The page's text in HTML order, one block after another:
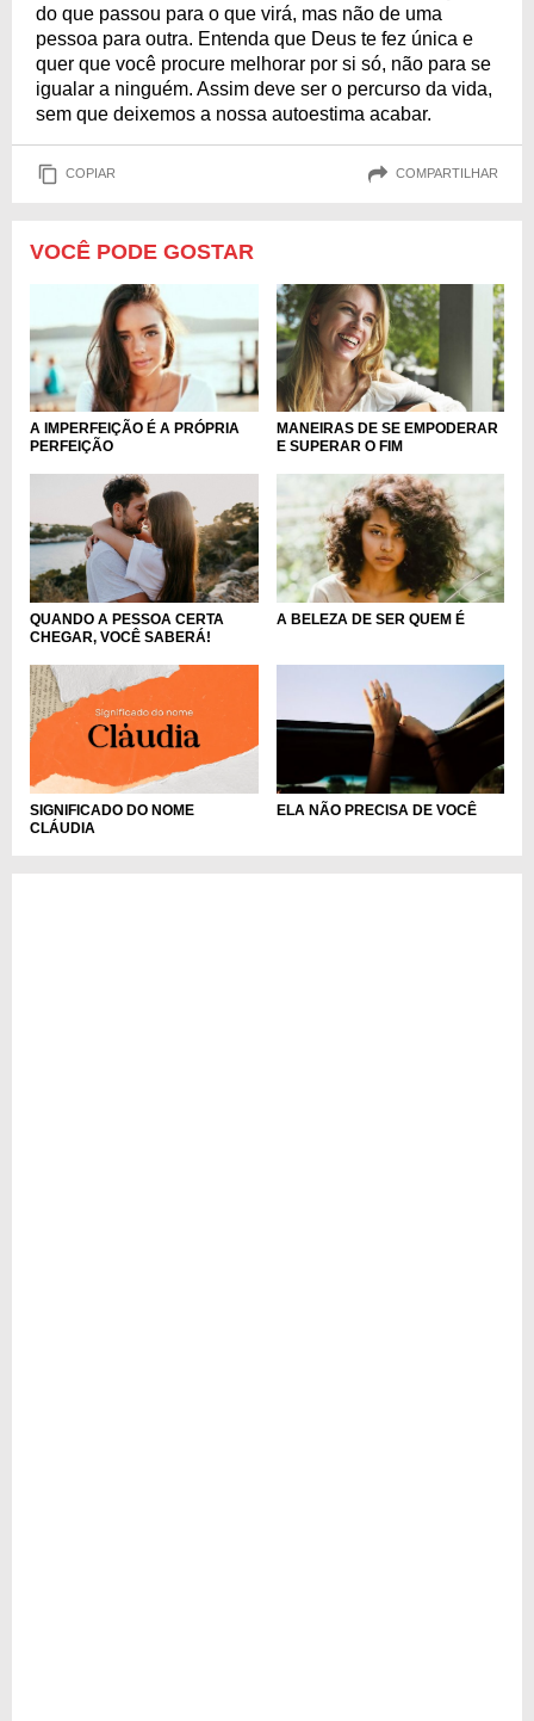
do que passou para o que virá, mas não de uma
pessoa para outra. Entenda que Deus te fez única e
quer que você procure melhorar por si só, não para se
igualar a ninguém. Assim deve ser o percurso da vida,
sem que deixemos a nossa autoestima acabar.
COPIAR COMPARTILHAR
VOCÊ PODE GOSTAR
A IMPERFEIÇÃO É A PRÓPRIA
PERFEIÇÃO
MANEIRAS DE SE EMPODERAR
E SUPERAR O FIM
QUANDO A PESSOA CERTA
CHEGAR, VOCÊ SABERÁ!
A BELEZA DE SER QUEM É
SIGNIFICADO DO NOME
CLÁUDIA
ELA NÃO PRECISA DE VOCÊ